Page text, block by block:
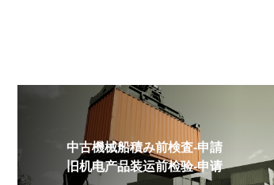
中古機械船積み前検査-申請
旧机电产品装运前检验-申请